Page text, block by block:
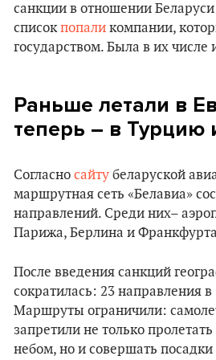
санкции в отношении
списокпопали компании,
государством. Была в их числе
Раньше летали в
теперь – в Турцию
Согласно сайту беларуской
маршрутная сеть «Белавиа»
направлений. Среди них–
Парижа, Берлина и
После введения санкций
сократилась: 23 направления в
Маршруты ограничили:
запретили не только
небом, но и совершать посадки